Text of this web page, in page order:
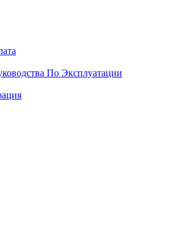
По Эксплуатации